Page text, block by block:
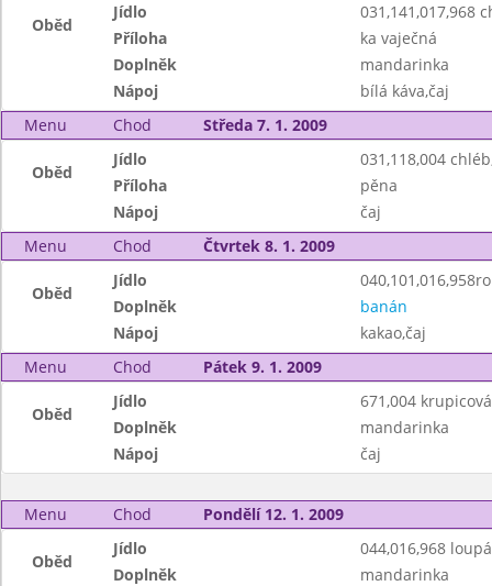
Oběd
Jídlo
031,141,017,968
Příloha
ka vaječná
Doplněk
mandarinka
Nápoj
bílá káva,čaj
Menu
Chod Středa 7. 1. 2009
Oběd
Jídlo
031,118,004
Příloha
pěna
Nápoj
čaj
Menu
Chod Čtvrtek 8. 1. 2009
Oběd
Jídlo
Doplněk
banán
Nápoj
kakao,čaj
Menu
Chod Pátek 9. 1. 2009
Oběd
Jídlo
671,004
Doplněk
mandarinka
Nápoj
čaj
Menu Chod Pondělí 12. 1. 2009
Oběd
Jídlo
044,016,968
Doplněk
mandarinka